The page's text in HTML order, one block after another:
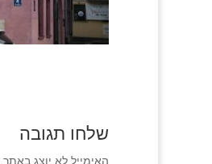
שלחו תגובה
האימייל לא יוצג באתר.